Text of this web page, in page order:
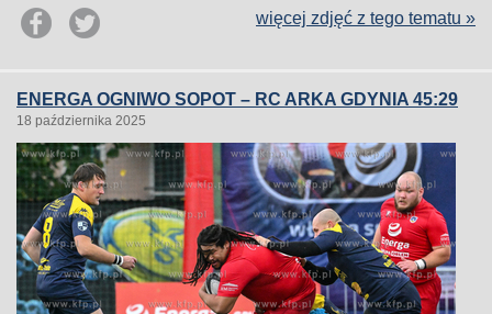
więcej zdjęć z tego tematu »
ENERGA OGNIWO SOPOT – RC ARKA GDYNIA 45:29
18 października 2025